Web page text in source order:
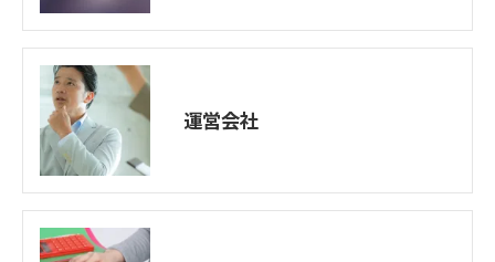
運営会社